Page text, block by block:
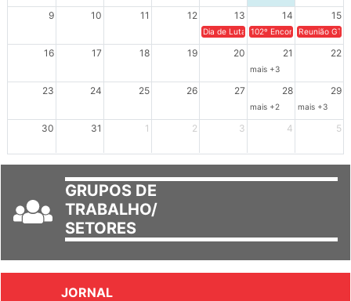
9 10 11 12 13 14 15
Dia de Luta em Defesa de Cuba e da
102º Encontro da
Reunião
16 17 18 19 20 21 22
mais +3
23 24 25 26 27 28 29
mais +2 mais +3
30 31 1 2 3 4 5
GRUPOS DE
TRABALHO/
SETORES
JORNAL